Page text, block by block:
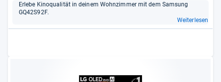
Erlebe Kino­qua­li­tät in dei­nem Wohn­zim­mer mit dem Sam­sung
GQ42S92F.
Weiterlesen